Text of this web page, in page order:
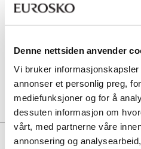
Denne nettsiden anvender
Vi bruker
annonser et personlig preg,
mediefunksjoner og for å
dessuten informasjon om
vårt, med partnerne våre
annonsering og
Beskrivelse
favorittvesken din med et personlig
Art. nr94963408
Lev. art. nr8344
Produktdetaljer